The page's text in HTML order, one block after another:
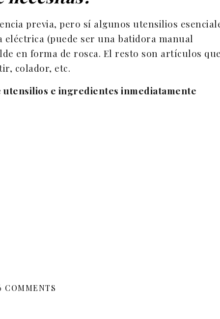
previa, pero sí algunos utensilios
(puede ser una batidora manual
en forma de rosca. El resto son artículos
colador, etc.
utensilios e ingredientes inmediatamente
COMMENTS